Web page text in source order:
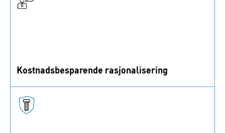
Kostnadsbesparende rasjonalisering
lagringskostnader.